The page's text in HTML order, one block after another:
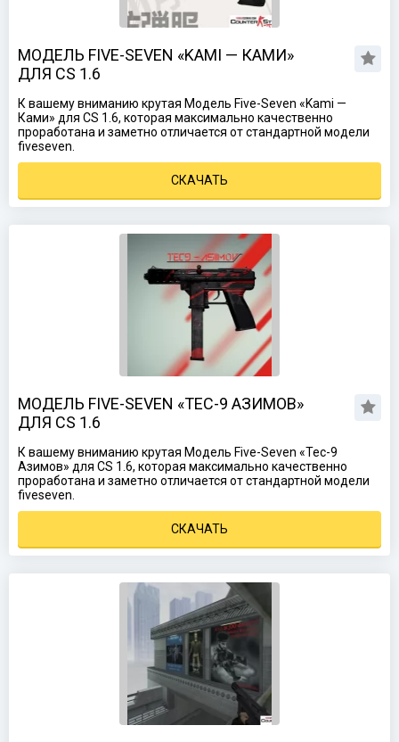
МОДЕЛЬ FIVE-SEVEN «KAMI — КАМИ»
ДЛЯ CS 1.6
К вашему вниманию крутая Модель Five-Seven «Kami —
Ками» для CS 1.6, которая максимально качественно
проработана и заметно отличается от стандартной модели
fiveseven.
СКАЧАТЬ
МОДЕЛЬ FIVE-SEVEN «TEC-9 АЗИМОВ»
ДЛЯ CS 1.6
К вашему вниманию крутая Модель Five-Seven «Tec-9
Азимов» для CS 1.6, которая максимально качественно
проработана и заметно отличается от стандартной модели
fiveseven.
СКАЧАТЬ